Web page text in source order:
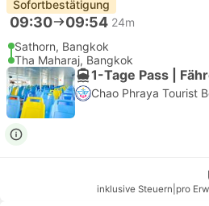
Sofortbestätigung
09:30 09:54 24m
Sathorn, Bangkok
Tha Maharaj, Bangkok
1-Tage Pass |
Chao Phraya Tourist
inklusive Steuern pro